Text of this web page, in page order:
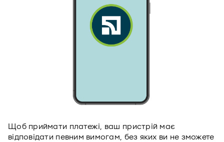
Щоб приймати платежі, ваш пристрій має
відповідати певним вимогам, без яких ви не зможете